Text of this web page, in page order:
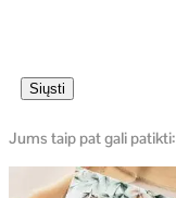
Siųsti
Jums taip pat gali patikti: